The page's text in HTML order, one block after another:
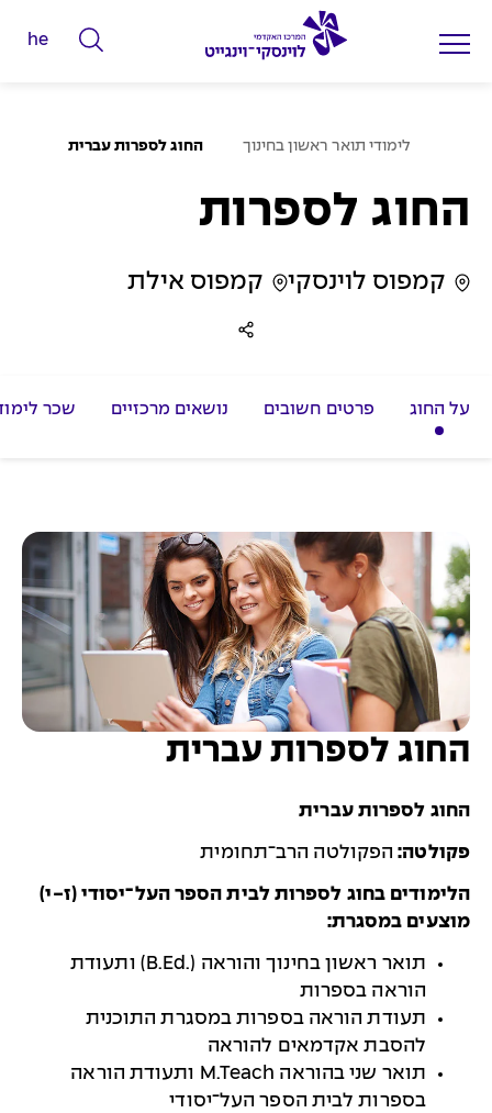
ה
ד
פ
he
ב
לימודי תואר ראשון בחינוך החוג לספרות עברית
החוג לספרות
קמפוס לוינסקי קמפוס אילת
על החוג פרטים חשובים נושאים מרכזיים שכר
החוג לספרות עברית
החוג לספרות עברית
פקולטה: הפקולטה הרב־תחומית
הלימודים בחוג לספרות לבית הספר העל־יסודי (ז-י)
מוצעים במסגרת:
תואר ראשון בחינוך והוראה (.B.Ed) ותעודת
הוראה בספרות
תעודת הוראה בספרות במסגרת התוכנית
להסבת אקדמאים להוראה
תואר שני בהוראה M.Teach ותעודת הוראה
בספרות לבית הספר העל־יסודי